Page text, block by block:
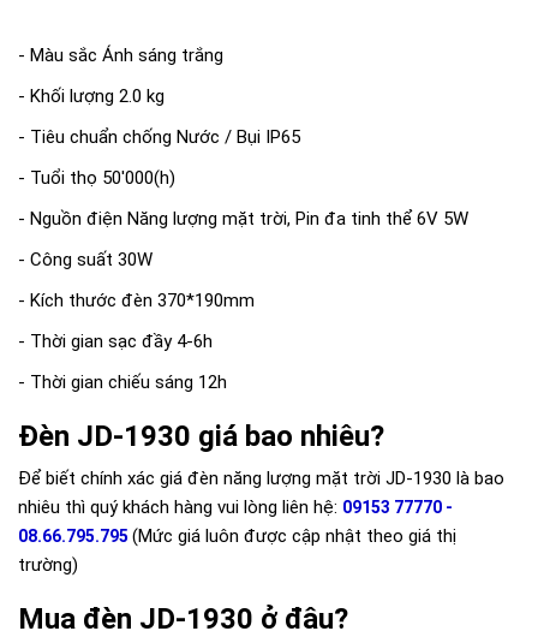
- Màu sắc Ánh sáng trắng
- Khối lượng 2.0 kg
- Tiêu chuẩn chống Nước / Bụi IP65
- Tuổi thọ 50'000(h)
- Nguồn điện Năng lượng mặt trời, Pin đa tinh thể 6V 5W
- Công suất 30W
- Kích thước đèn 370*190mm
- Thời gian sạc đầy 4-6h
- Thời gian chiếu sáng 12h
Đèn JD-1930 giá bao nhiêu?
Để biết chính xác giá đèn năng lượng mặt trời JD-1930 là bao
nhiêu thì quý khách hàng vui lòng liên hệ: 09153 77770 -
08.66.795.795 (Mức giá luôn được cập nhật theo giá thị
trường)
Mua đèn JD-1930 ở đâu?